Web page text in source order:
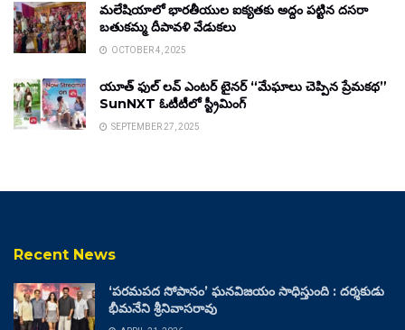
మలేషియాలో భారతీయుల ఐక్యతకు అద్దం పట్టిన దసరా
బతుకమ్మ దీపావళి వేడుకలు
OCTOBER 4, 2025
యూత్ ఫుల్ లవ్ ఎంటర్ టైనర్ “మేఘాలు చెప్పిన ప్రేమకథ”
SunNXT ఓటీటీలో స్ట్రీమింగ్
SEPTEMBER 27, 2025
Recent News
‘పరమపద సోపానం’ ఘనవిజయం సాధిస్తుంది : దర్శకుడు
భీమనేని శ్రీనివాసరావు